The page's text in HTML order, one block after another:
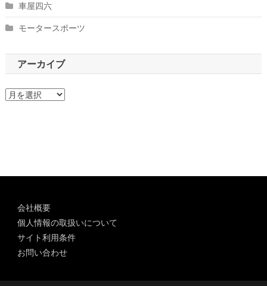
車屋四六
モータースポーツ
アーカイブ
ア
会社概要
個人情報の取扱いについて
サイト利用条件
お問い合わせ